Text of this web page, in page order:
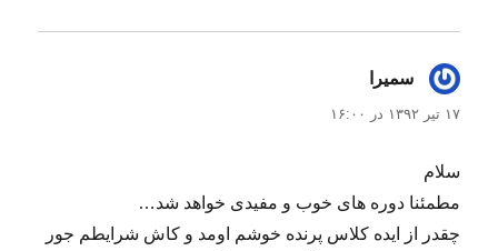
سمیرا
۱۷ تیر ۱۳۹۲ در ۱۶:۰۰
سلام
مطمئنا دوره های خوب و مفیدی خواهد شد…
چقدر از ایده کلاس پرنده خوشم اومد و کاش شرایطم جور